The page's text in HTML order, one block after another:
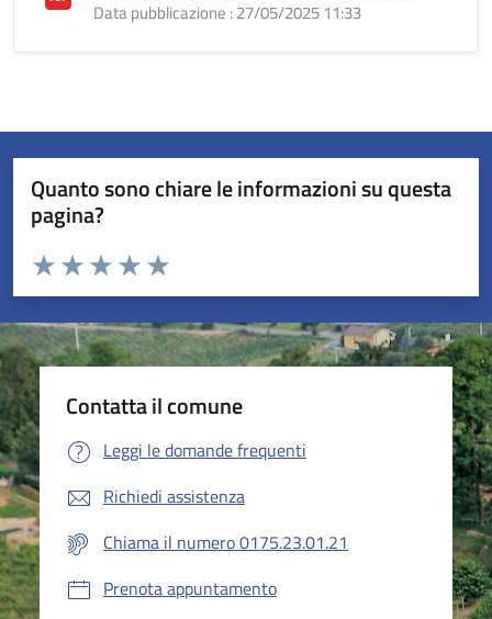
Data pubblicazione : 27/05/2025 11:33
Quanto sono chiare le informazioni su questa
pagina?
Valuta da 1 a 5 stelle la pagina
Valuta 5 stelle su 5
Valuta 4 stelle su 5
Valuta 3 stelle su 5
Valuta 2 stelle su 5
Valuta 1 stelle su 5
Contatta il comune
Leggi le domande frequenti
Richiedi assistenza
Chiama il numero 0175.23.01.21
Prenota appuntamento